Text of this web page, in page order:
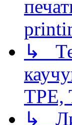
↳
TPE,
↳